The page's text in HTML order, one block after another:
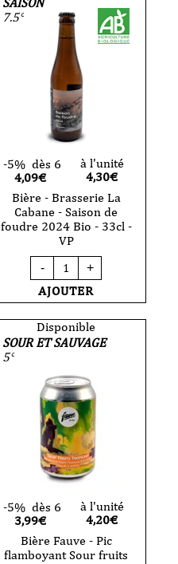
Laurier
33
cl
7.5°
-5% dès 6
4,09€
à l'unité
4,30€
Bière - Brasserie La
Cabane - Saison de
foudre 2024 Bio - 33cl -
VP
-
quantité
de
Bière
-
La
Cabane
-
de
foudre
2024
Bio
-
33cl
-
VP
+
AJOUTER
Disponible
SOUR ET SAUVAGE
5°
-5% dès 6
3,99€
à l'unité
4,20€
Bière Fauve - Pic
flamboyant Sour fruits